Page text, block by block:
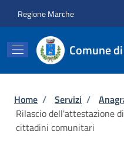
Regione Marche
Comune
Briciole di
Home / Servizi /
Rilascio dell'attestazione
cittadini comunitari